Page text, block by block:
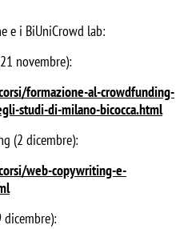
e i BiUniCrowd lab:
novembre):
formazione-al-crowdfunding-
studi-di-milano-bicocca.html
(2 dicembre):
web-copywriting-e-